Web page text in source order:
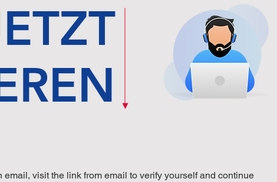
email, visit the link from email to verify yourself and continue